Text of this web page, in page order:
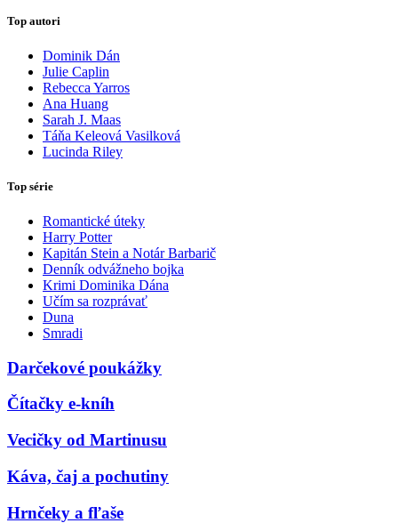
Top autori
Dominik Dán
Julie Caplin
Rebecca Yarros
Ana Huang
Sarah J. Maas
Táňa Keleová Vasilková
Lucinda Riley
Top série
Romantické úteky
Harry Potter
Kapitán Stein a Notár Barbarič
Denník odvážneho bojka
Krimi Dominika Dána
Učím sa rozprávať
Duna
Smradi
Darčekové poukážky
Čítačky e-kníh
Vecičky od Martinusu
Káva, čaj a pochutiny
Hrnčeky a fľaše